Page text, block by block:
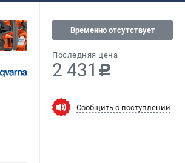
Временно отсутствует
Последняя цена
2 431 c
Сообщить о поступлении